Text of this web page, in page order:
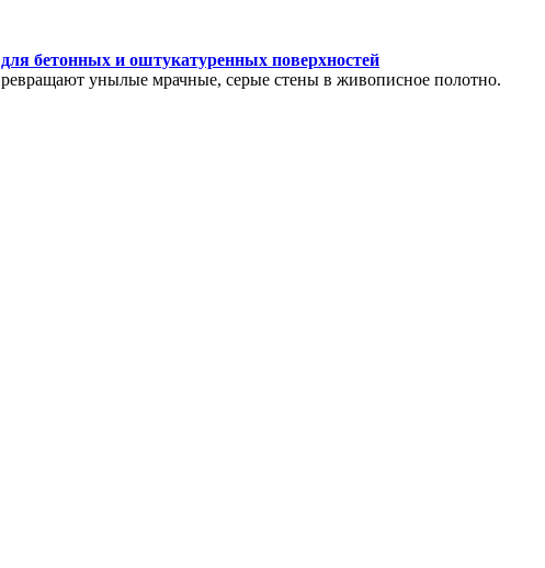
бетонных и оштукатуренных поверхностей
унылые мрачные, серые стены в живописное полотно.